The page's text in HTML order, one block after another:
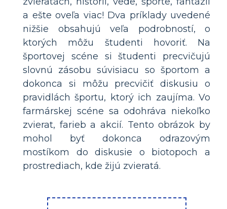
a ešte oveľa viac! Dva príklady uvedené
nižšie obsahujú veľa podrobností, o
ktorých môžu študenti hovoriť. Na
športovej scéne si študenti precvičujú
slovnú zásobu súvisiacu so športom a
dokonca si môžu precvičiť diskusiu o
pravidlách športu, ktorý ich zaujíma. Vo
farmárskej scéne sa odohráva niekoľko
zvierat, farieb a akcií. Tento obrázok by
mohol byť dokonca odrazovým
mostíkom do diskusie o biotopoch a
prostrediach, kde žijú zvieratá.